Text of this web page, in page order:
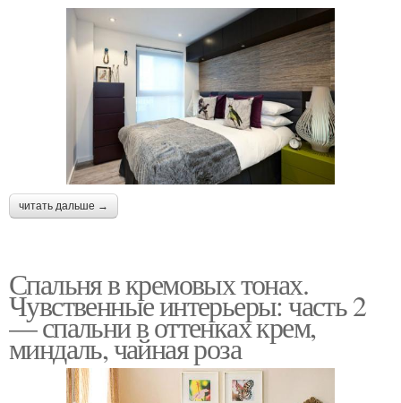
читать дальше →
Спальня в кремовых тонах.
Чувственные интерьеры: часть 2
— спальни в оттенках крем,
миндаль, чайная роза